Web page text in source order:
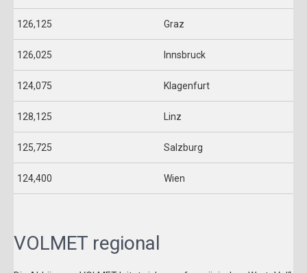
126,125 Graz
126,025 Innsbruck
124,075 Klagenfurt
128,125 Linz
125,725 Salzburg
124,400 Wien
VOLMET regional